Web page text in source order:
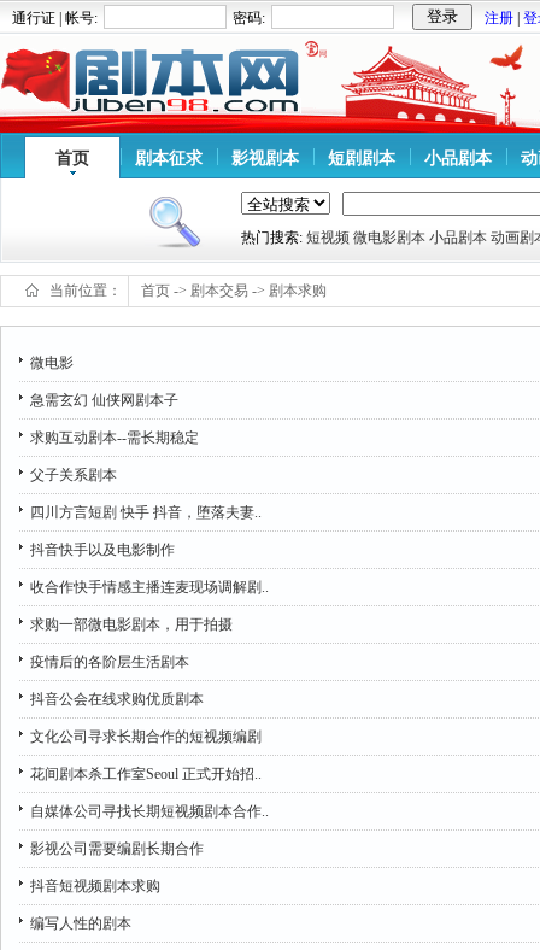
通行证 | 帐号: 密码: 注册
首页 剧本征求 影视剧本 短剧剧本 小品剧本
热门搜索: 短视频 微电影剧本 小品剧本 动画剧
当前位置： 首页 -> 剧本交易 -> 剧本求购
微电影
急需玄幻 仙侠网剧本子
求购互动剧本--需长期稳定
父子关系剧本
四川方言短剧 快手 抖音，堕落夫妻..
抖音快手以及电影制作
收合作快手情感主播连麦现场调解剧..
求购一部微电影剧本，用于拍摄
疫情后的各阶层生活剧本
抖音公会在线求购优质剧本
文化公司寻求长期合作的短视频编剧
花间剧本杀工作室Seoul 正式开始招..
自媒体公司寻找长期短视频剧本合作..
影视公司需要编剧长期合作
抖音短视频剧本求购
编写人性的剧本